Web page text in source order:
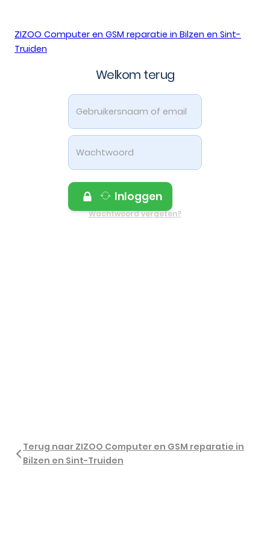
ZIZOO Computer en GSM reparatie in Bilzen en Sint-
Truiden
Welkom terug
Inloggen
Wachtwoord vergeten?
Terug naar ZIZOO Computer en GSM reparatie in
Bilzen en Sint-Truiden